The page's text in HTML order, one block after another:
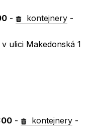
- kontejnery -
ulici Makedonská 1
- kontejnery -